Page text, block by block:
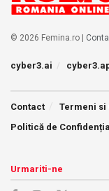
© 2026 Femina.ro |
cyber3.ai
Contact Termeni si
Politică de
Urmariti-ne